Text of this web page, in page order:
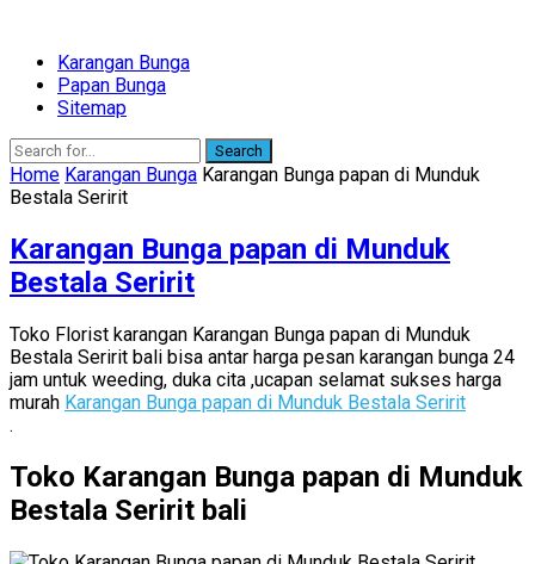
Karangan Bunga
Papan Bunga
Sitemap
Search
Home Karangan Bunga Karangan Bunga papan di Munduk
Bestala Seririt
Karangan Bunga papan di Munduk
Bestala Seririt
Toko Florist karangan Karangan Bunga papan di Munduk
Bestala Seririt bali bisa antar harga pesan karangan bunga 24
jam untuk weeding, duka cita ,ucapan selamat sukses harga
murah Karangan Bunga papan di Munduk Bestala Seririt
.
Toko Karangan Bunga papan di Munduk
Bestala Seririt bali